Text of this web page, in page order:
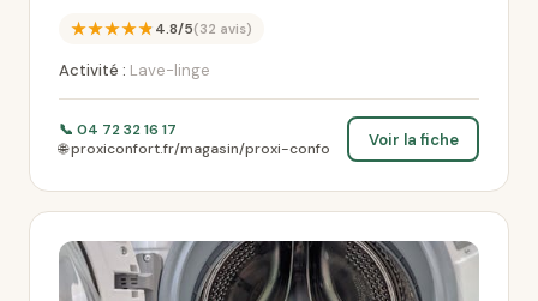
★★★★★4.8/5(32 avis)
Activité : Lave-linge
📞 04 72 32 16 17
🌐 proxiconfort.fr/magasin/proxi-confo
Voir la fiche